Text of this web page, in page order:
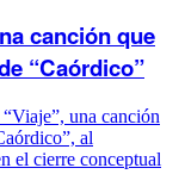
canción que
“Caórdico”
una canción
al
el cierre conceptual